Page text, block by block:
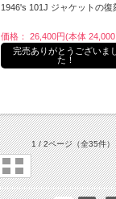
1946's 101J ジャケットの復
価格： 26,400円(本体
完売ありがとうございま
た！
1 / 2ページ（全35件）